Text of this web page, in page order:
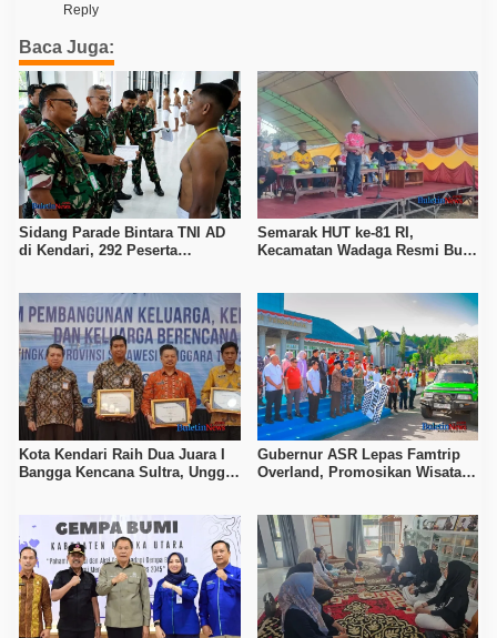
Reply
Baca Juga:
Sidang Parade Bintara TNI AD
di Kendari, 292 Peserta
Semarak HUT ke-81 RI,
Kecamatan Wadaga Resmi Buka
Kota Kendari Raih Dua Juara I
Bangga Kencana Sultra, Unggul
Gubernur ASR Lepas Famtrip
Overland, Promosikan Wisata